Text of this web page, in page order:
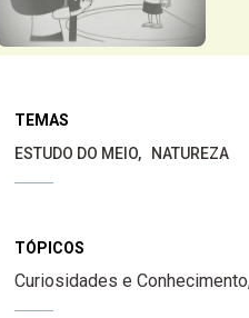
TEMAS
ESTUDO DO MEIO
NATUREZA
TÓPICOS
Curiosidades e Conhecimento